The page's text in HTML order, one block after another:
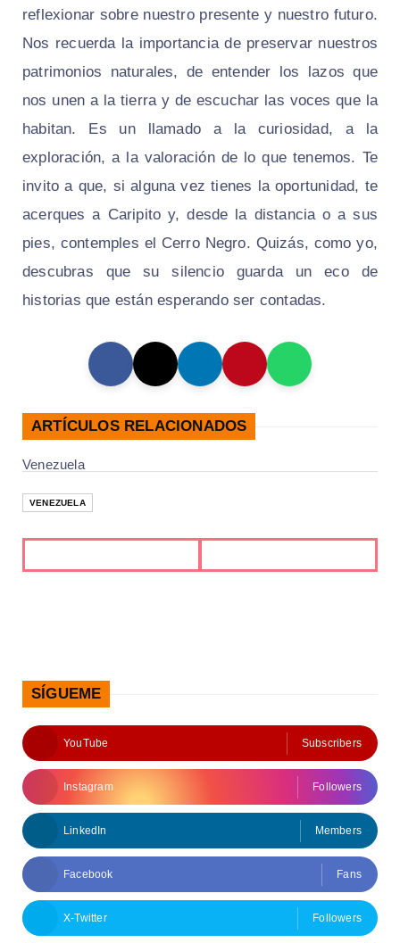
reflexionar sobre nuestro presente y nuestro futuro.
Nos recuerda la importancia de preservar nuestros
patrimonios naturales, de entender los lazos que
nos unen a la tierra y de escuchar las voces que la
habitan. Es un llamado a la curiosidad, a la
exploración, a la valoración de lo que tenemos. Te
invito a que, si alguna vez tienes la oportunidad, te
acerques a Caripito y, desde la distancia o a sus
pies, contemples el Cerro Negro. Quizás, como yo,
descubras que su silencio guarda un eco de
historias que están esperando ser contadas.
ARTÍCULOS RELACIONADOS
Venezuela
VENEZUELA
SÍGUEME
YouTube Subscribers
Instagram Followers
LinkedIn Members
Facebook Fans
X-Twitter Followers